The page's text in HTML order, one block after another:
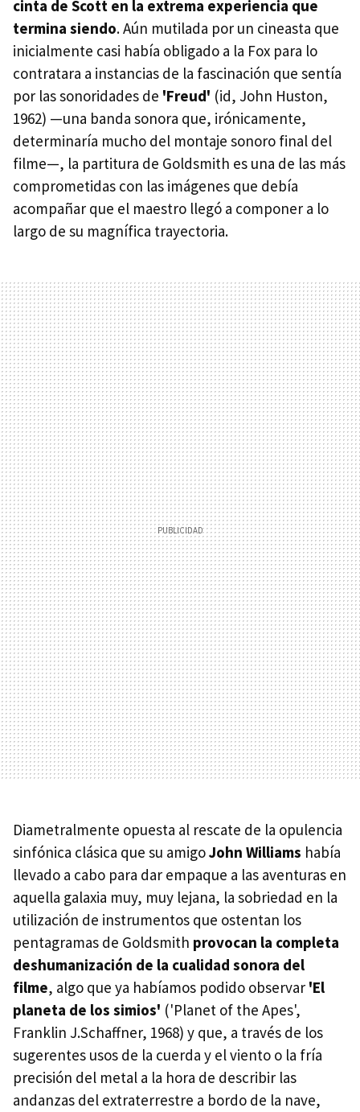
cinta de Scott en la extrema experiencia que
termina siendo. Aún mutilada por un cineasta que
inicialmente casi había obligado a la Fox para lo
contratara a instancias de la fascinación que sentía
por las sonoridades de 'Freud' (id, John Huston,
1962) —una banda sonora que, irónicamente,
determinaría mucho del montaje sonoro final del
filme—, la partitura de Goldsmith es una de las más
comprometidas con las imágenes que debía
acompañar que el maestro llegó a componer a lo
largo de su magnífica trayectoria.
Diametralmente opuesta al rescate de la opulencia
sinfónica clásica que su amigoJohn Williams había
llevado a cabo para dar empaque a las aventuras en
aquella galaxia muy, muy lejana, la sobriedad en la
utilización de instrumentos que ostentan los
pentagramas de Goldsmith provocan la completa
deshumanización de la cualidad sonora del
filme, algo que ya habíamos podido observar 'El
planeta de los simios' ('Planet of the Apes',
Franklin J.Schaffner, 1968) y que, a través de los
sugerentes usos de la cuerda y el viento o la fría
precisión del metal a la hora de describir las
andanzas del extraterrestre a bordo de la nave,